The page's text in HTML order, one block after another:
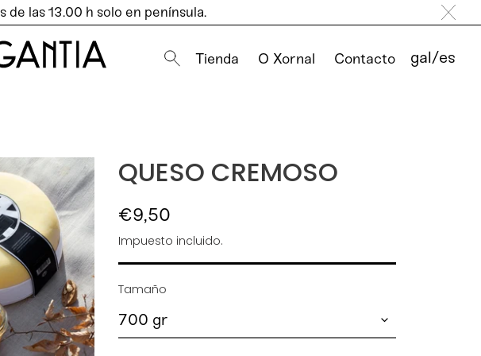
las 13.00 h solo en península.
Tienda O Xornal Contacto gal/es
QUESO CREMOSO
Precio
habitual
€9,50
Impuesto incluido.
Tamaño